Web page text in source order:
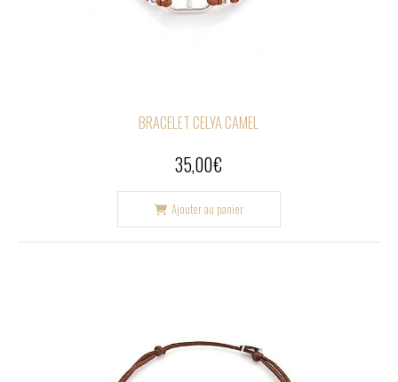
BRACELET CELYA CAMEL
35,00€
Ajouter au panier